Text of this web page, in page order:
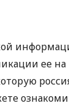
ее на